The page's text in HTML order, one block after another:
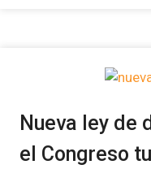
Nueva ley de
el Congreso